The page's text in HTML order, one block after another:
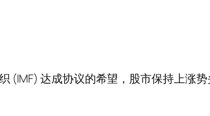
达成协议的希望，股市保持上涨势